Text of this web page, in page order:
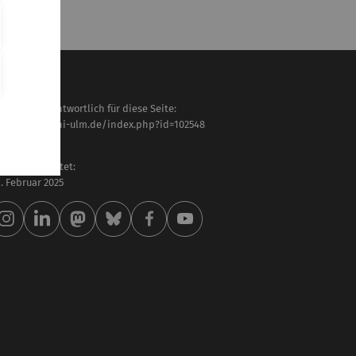
verantwortlich für diese Seite:
www.uni-ulm.de/index.php?id=102548
bearbeitet:
Februar 2025